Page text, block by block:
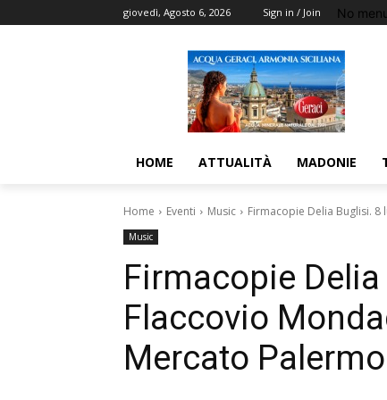
giovedì, Agosto 6, 2026 Sign in / Join No
HOME ATTUALITÀ MADONIE
Home Eventi Music Firmacopie Delia Buglisi.
Music
Firmacopie
Flaccovio
Mercato Palermo